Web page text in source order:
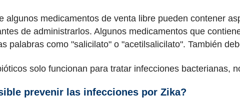
algunos medicamentos de venta libre pueden contener
de administrarlos. Algunos medicamentos que
palabras como "salicilato" o "acetilsalicilato". También
solo funcionan para tratar infecciones bacterianas,
prevenir las infecciones por Zika?